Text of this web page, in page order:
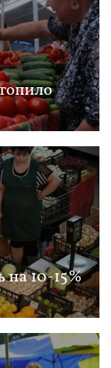
10-15%